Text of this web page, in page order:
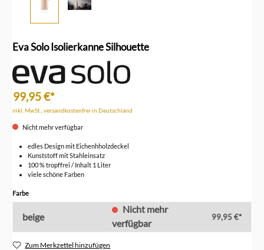
Eva Solo Isolierkanne Silhouette
99,95 €*
inkl. MwSt., versandkostenfrei in Deutschland
Nicht mehr verfügbar
edles Design mit Eichenhholzdeckel
Kunststoff mit Stahleinsatz
100 % tropffrei / Inhalt 1 Liter
viele schöne Farben
Farbeauswählen
beige
verfügbar
99,95 €*
Zum Merkzettel hinzufügen